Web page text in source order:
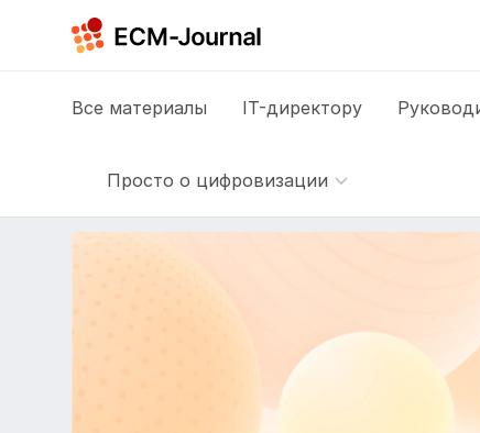
Все материалы IT-директору
Просто о цифровизации